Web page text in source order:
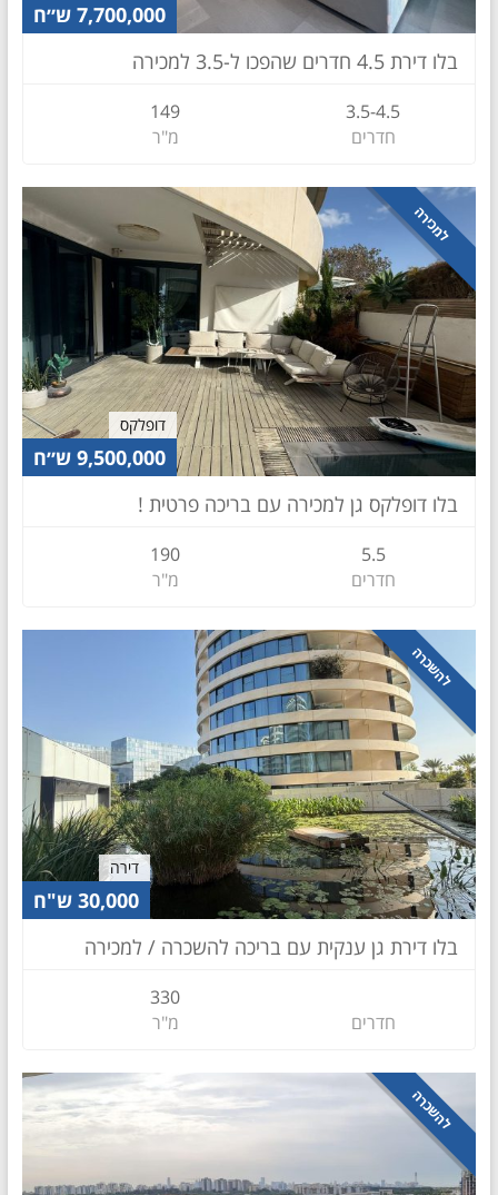
7,700,000 ש״ח
בלו דירת 4.5 חדרים שהפכו ל-3.5 למכירה
3.5-4.5
חדרים
149
מ"ר
למכירה
דופלקס
9,500,000 ש״ח
בלו דופלקס גן למכירה עם בריכה פרטית !
5.5
חדרים
190
מ"ר
להשכרה
דירה
30,000 ש"ח
בלו דירת גן ענקית עם בריכה להשכרה / למכירה
חדרים
330
מ"ר
להשכרה